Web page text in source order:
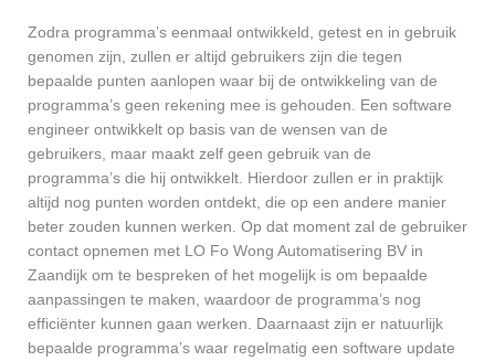
Zodra programma’s eenmaal ontwikkeld, getest en in gebruik
genomen zijn, zullen er altijd gebruikers zijn die tegen
bepaalde punten aanlopen waar bij de ontwikkeling van de
programma’s geen rekening mee is gehouden. Een software
engineer ontwikkelt op basis van de wensen van de
gebruikers, maar maakt zelf geen gebruik van de
programma’s die hij ontwikkelt. Hierdoor zullen er in praktijk
altijd nog punten worden ontdekt, die op een andere manier
beter zouden kunnen werken. Op dat moment zal de gebruiker
contact opnemen met LO Fo Wong Automatisering BV in
Zaandijk om te bespreken of het mogelijk is om bepaalde
aanpassingen te maken, waardoor de programma’s nog
efficiënter kunnen gaan werken. Daarnaast zijn er natuurlijk
bepaalde programma’s waar regelmatig een software update